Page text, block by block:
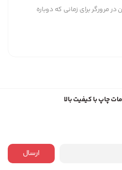
مرورگر برای زمانی که دوباره
چاپ با کیفیت بالا
ارسال